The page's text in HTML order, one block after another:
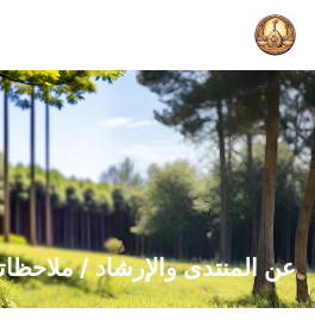
عن المنتدى والإرشاد /